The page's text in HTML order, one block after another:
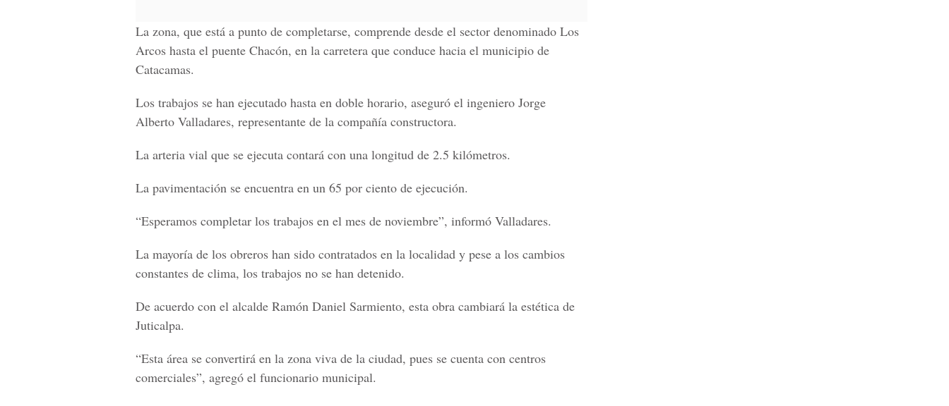
La zona, que está a punto de completarse, comprende desde el sector denominado Los
Arcos hasta el puente Chacón, en la carretera que conduce hacia el municipio de
Catacamas.
Los trabajos se han ejecutado hasta en doble horario, aseguró el ingeniero Jorge
Alberto Valladares, representante de la compañía constructora.
La arteria vial que se ejecuta contará con una longitud de 2.5 kilómetros.
La pavimentación se encuentra en un 65 por ciento de ejecución.
“Esperamos completar los trabajos en el mes de noviembre”, informó Valladares.
La mayoría de los obreros han sido contratados en la localidad y pese a los cambios
constantes de clima, los trabajos no se han detenido.
De acuerdo con el alcalde Ramón Daniel Sarmiento, esta obra cambiará la estética de
Juticalpa.
“Esta área se convertirá en la zona viva de la ciudad, pues se cuenta con centros
comerciales”, agregó el funcionario municipal.